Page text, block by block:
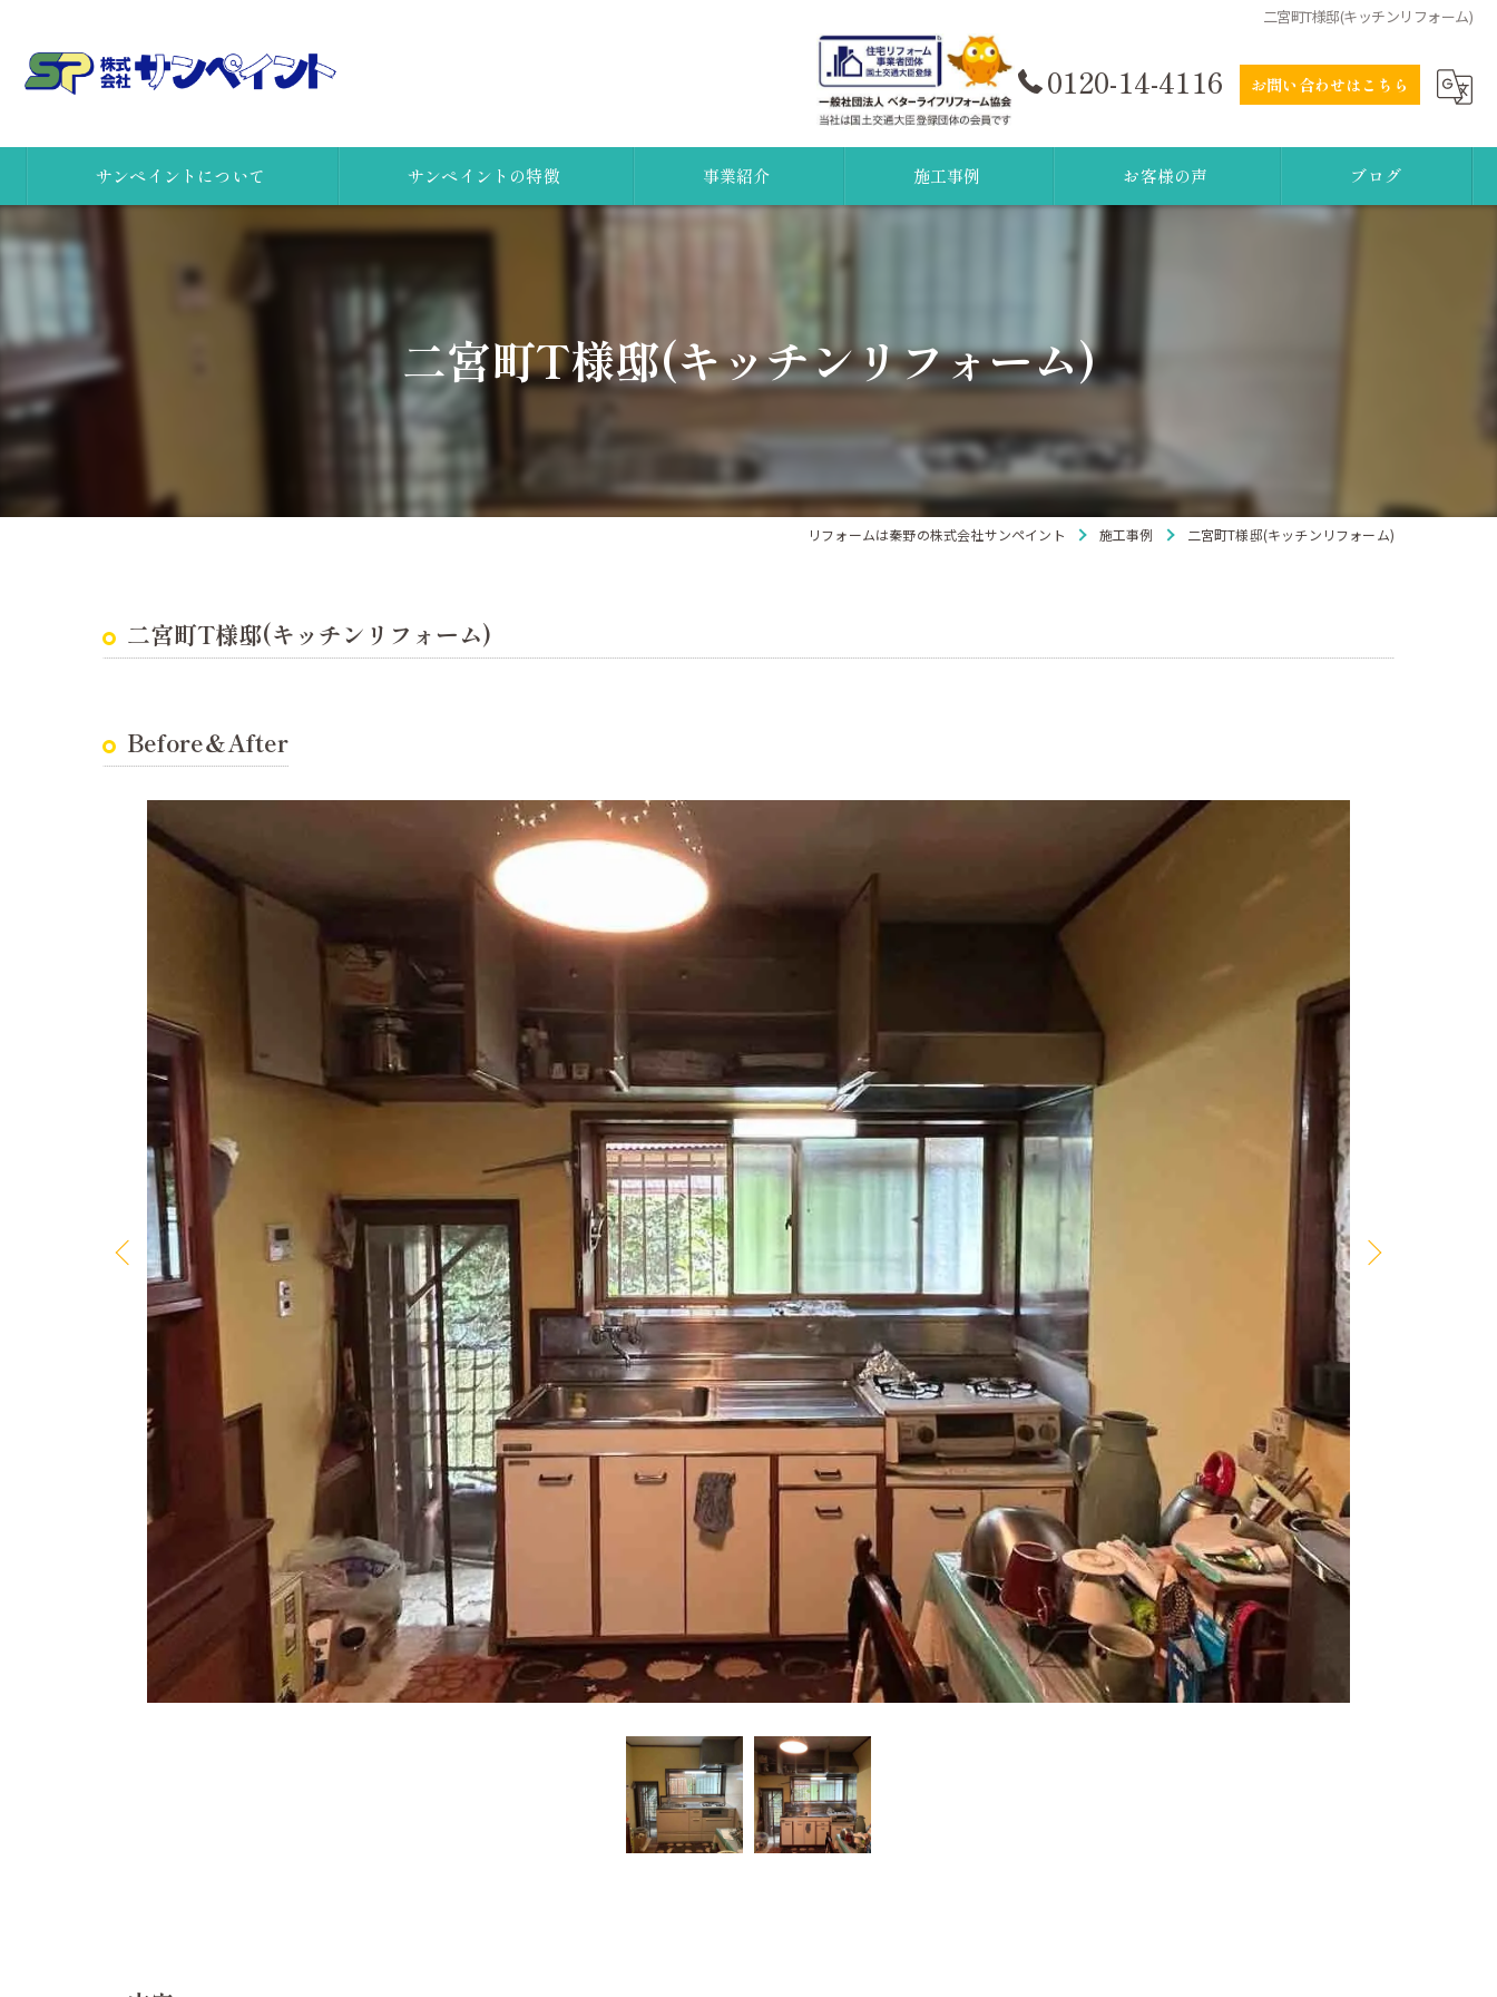
二宮町T様邸(キッチンリフォーム)
0120-14-4116 お問い合わせはこちら
サンペイントについて
会社概要
株式会社サンペイント 本社
株式会社サンペイント 小田原支店
サンペイントの特徴
安心リフォームの証
高所点検ロボットカメラ
耐震診断
事業紹介
水廻り
新築・増改築
法人様向け
施工事例 お客様の声 ブログ
二宮町T様邸(キッチンリフォーム)
リフォームは秦野の株式会社サンペイント 施工事例 二宮町T様邸(キッチンリフォーム)
二宮町T様邸(キッチンリフォーム)
Before＆After